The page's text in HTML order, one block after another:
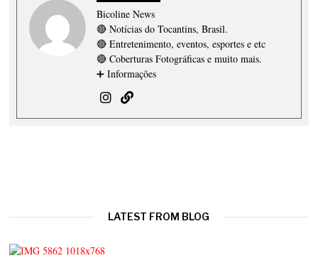
Bicoline News
🔴 Notícias do Tocantins, Brasil.
🔴 Entretenimento, eventos, esportes e etc
🔴 Coberturas Fotográficas e muito mais.
➕ Informações
LATEST FROM BLOG